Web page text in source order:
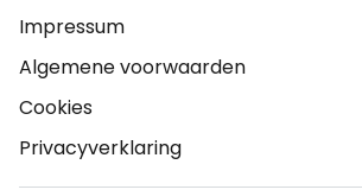
Impressum
Algemene voorwaarden
Cookies
Privacyverklaring